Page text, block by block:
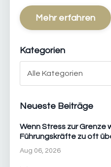
Mehr erfahren
Kategorien
Neueste Beiträge
Wenn Stress zur Grenze
Führungskräfte zu oft
Aug 06, 2026